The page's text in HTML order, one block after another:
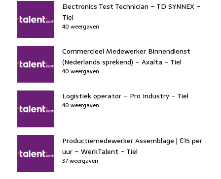
Electronics Test Technician – TD SYNNEX –
Tiel
40 weergaven
Commercieel Medewerker Binnendienst
(Nederlands sprekend) – Axalta – Tiel
40 weergaven
Logistiek operator – Pro Industry – Tiel
40 weergaven
Productiemedewerker Assemblage | €15 per
uur – WerkTalent – Tiel
37 weergaven